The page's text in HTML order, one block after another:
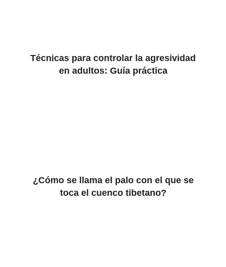
Técnicas para controlar la agresividad
en adultos: Guía práctica
¿Cómo se llama el palo con el que se
toca el cuenco tibetano?